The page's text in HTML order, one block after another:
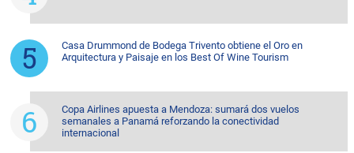
Casa Drummond de Bodega Trivento obtiene el Oro en
Arquitectura y Paisaje en los Best Of Wine Tourism
Copa Airlines apuesta a Mendoza: sumará dos vuelos
semanales a Panamá reforzando la conectividad
internacional